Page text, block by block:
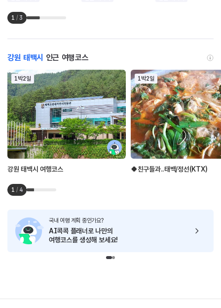
1 / 3
강원 태백시 인근 여행코스
1박2일
강원 태백시 여행코스
1박2일
🍀친구들과..태백/정선(KTX)
1 / 4
국내 여행 계획 중인가요?
AI콕콕 플래너로 나만의
여행코스를 생성해 보세요!